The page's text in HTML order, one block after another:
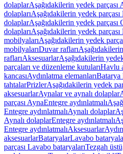
dolaplarAşağıdakilerin yedek
dolaplarıAşağıdakilerin yedek
dolaplarAşağıdakilerin yedek
dolaplarıAşağıdakilerin yedek
mobilyalarıAşağıdakilerin yedek
mobilyalarıDuvar rafları
raflarıAksesuarlarAşağıdakilerin
parçaları ve düzenleme kutularıHavlu
kancasıAydınlatma elemanlarıBatarya
tahtalarPrizlerAşağıdakilerin yedek
aksesuarlarAynalar ve aynalı dolaplar
parçası AynaEntegre aydınlatmalı
Entegre aydınlatmalıAynalı dolaplar
Aynalı dolaplarEntegre aydınlatmalı
Entegre aydınlatmalıAksesuarlar
aksesuarlarBataryalarLavabo
parçası Lavabo bataryalarıTezgah